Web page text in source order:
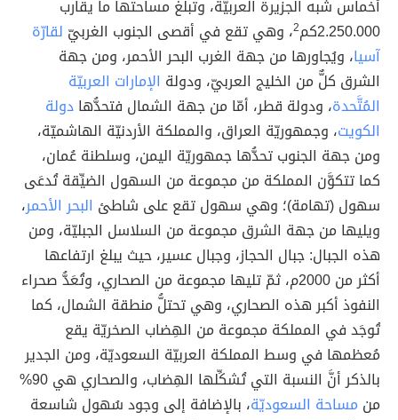
أخماس شبه الجزيرة العربيّة، وتبلغ مساحتها ما يقارب
2.250.000كم
2، وهي تقع في أقصى الجنوب الغربيّ لقارّة
آسيا، ويُجاورها من جهة الغرب البحر الأحمر، ومن جهة
الشرق كلٌّ من الخليج العربيّ، ودولة الإمارات العربيّة
المُتَّحدة، ودولة قطر، أمّا من جهة الشمال فتحدُّهادولة
الكويت، وجمهوريّة العراق، والمملكة الأردنيّة الهاشميّة،
ومن جهة الجنوب تحدُّها جمهوريّة اليمن، وسلطنة عُمان،
كما تتكوَّن المملكة من مجموعة من السهول الضيِّقة تُدعَى
سهول (تهامة)؛ وهي سهول تقع على شاطئ البحر الأحمر،
ويليها من جهة الشرق مجموعة من السلاسل الجبليّة، ومن
هذه الجبال: جبال الحجاز، وجبال عسير، حيث يبلغ ارتفاعها
أكثر من 2000م، ثمّ تليها مجموعة من الصحاري، وتُعَدُّ صحراء
النفوذ أكبر هذه الصحاري، وهي تحتلُّ منطقة الشمال، كما
تُوجَد في المملكة مجموعة من الهِضاب الصخريّة يقع
مُعظمها في وسط المملكة العربيّة السعوديّة، ومن الجدير
بالذكر أنَّ النسبة التي تُشكِّلها الهِضاب، والصحاري هي 90%
من مساحة السعوديّة، بالإضافة إلى وجود سُهول شاسعة